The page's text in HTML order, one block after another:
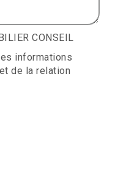
CONSEIL
informations
de la relation